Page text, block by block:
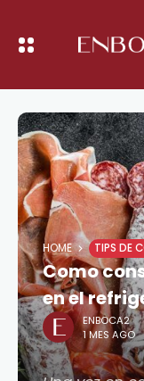
HOME TIPS DE
Como
en el
ENBOCA2
1 MES AGO